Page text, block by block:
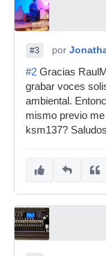
#3 por
#2 Gracias
grabar voces
ambiental.
mismo previo
ksm137?